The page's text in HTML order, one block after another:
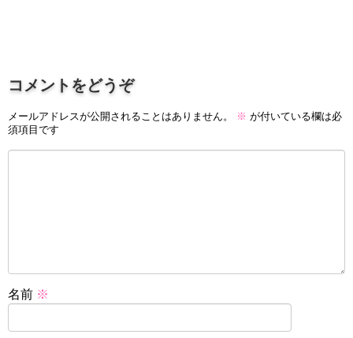
コメントをどうぞ
メールアドレスが公開されることはありません。 ※ が付いている欄は必
須項目です
名前 ※